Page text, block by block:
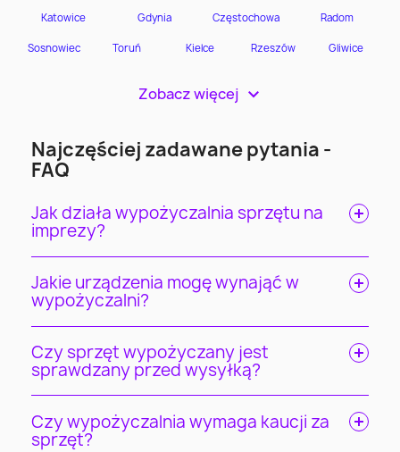
Zobacz więcej >
Najczęściej zadawane pytania -
FAQ
Jak działa wypożyczalnia sprzętu na
imprezy?
Jakie urządzenia mogę wynająć w
wypożyczalni?
Czy sprzęt wypożyczany jest
sprawdzany przed wysyłką?
Czy wypożyczalnia wymaga kaucji za
sprzęt?